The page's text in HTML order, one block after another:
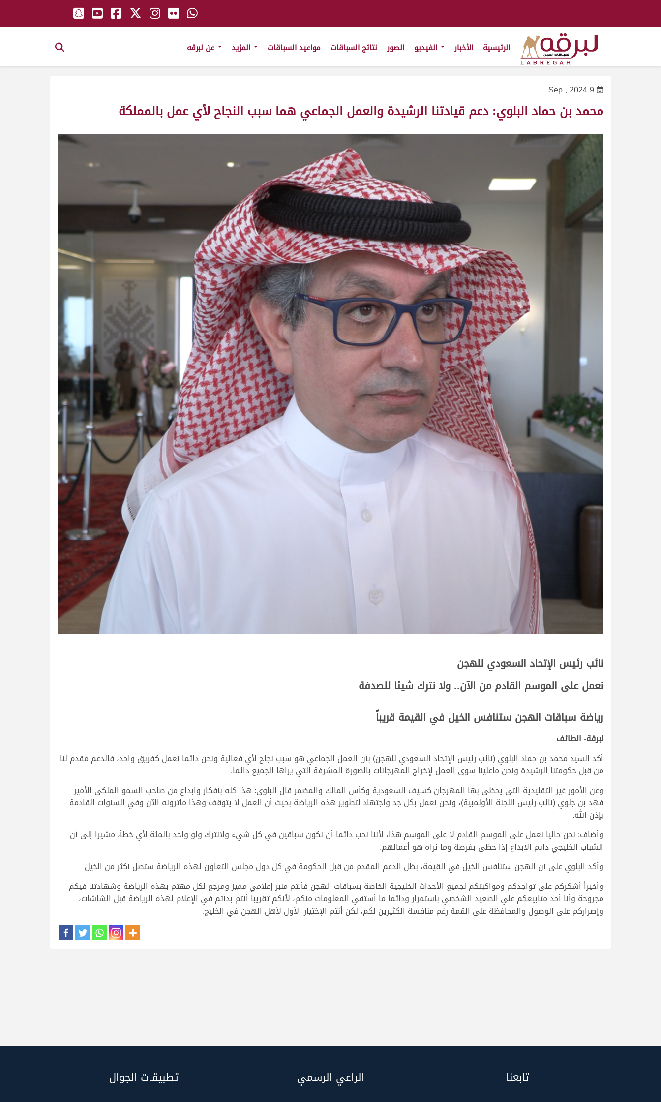
الرئيسية الأخبار الصور نتائج السباقات مواعيد السباقات
9 Sep , 2024
محمد بن حماد البلوي: دعم قيادتنا الرشيدة والعمل الجماعي هما سبب النجاح لأي عمل بالمملكة
نائب رئيس الإتحاد السعودي للهجن
نعمل على الموسم القادم من الآن.. ولا نترك شيئا للصدفة
رياضة سباقات الهجن ستنافس الخيل في القيمة قريباً
لبرقة- الطائف
أكد السيد محمد بن حماد البلوي (نائب رئيس الإتحاد السعودي للهجن) بأن العمل الجماعي هو سبب نجاح لأي فعالية ونحن دائما نعمل كفريق واحد، فالدعم مقدم لنا
من قبل حكومتنا الرشيدة ونحن ماعلينا سوى العمل لإخراج المهرجانات بالصورة المشرفة التي يراها الجميع دائما.
وعن الأمور غير التقليدية التي يحظى بها المهرجان كسيف السعودية وكأس المالك والمضمر قال البلوي: هذا كله بأفكار وابداع من صاحب السمو الملكي الأمير
فهد بن جلوي (نائب رئيس اللجنة الأولمبية)، ونحن نعمل بكل جد واجتهاد لتطوير هذه الرياضة بحيث أن العمل لا يتوقف وهذا ماترونه الآن وفي السنوات القادمة
بإذن الله.
وأضاف: نحن حاليا نعمل على الموسم القادم لا على الموسم هذا، لأننا نحب دائما أن نكون سباقين في كل شيء ولانترك ولو واحد بالمئة لأي خطأ، مشيرا إلى أن
الشباب الخليجي دائم الإبداع إذا حظى بفرصة وما نراه هو أعمالهم.
وأكد البلوي على أن الهجن ستنافس الخيل في القيمة، بظل الدعم المقدم من قبل الحكومة في كل دول مجلس التعاون لهذه الرياضة ستصل أكثر من الخيل
وأخيراً أشكركم على تواجدكم ومواكبتكم لجميع الأحداث الخليجية الخاصة بسباقات الهجن فأنتم منبر إعلامي مميز ومرجع لكل مهتم بهذه الرياضة وشهادتنا فيكم
مجروحة وأنا أحد متابيعكم علي الصعيد الشخصي باستمرار ودائما ما أستقي المعلومات منكم، لأنكم تقريبا أنتم بدأتم في الإعلام لهذه الرياضة قبل الشاشات،
وإصراركم على الوصول والمحافظة على القمة رغم منافسة الكثيرين لكم، لكن أنتم الإختيار الأول لأهل الهجن في الخليج.
تابعنا الراعي الرسمي تطبيقات الجوال